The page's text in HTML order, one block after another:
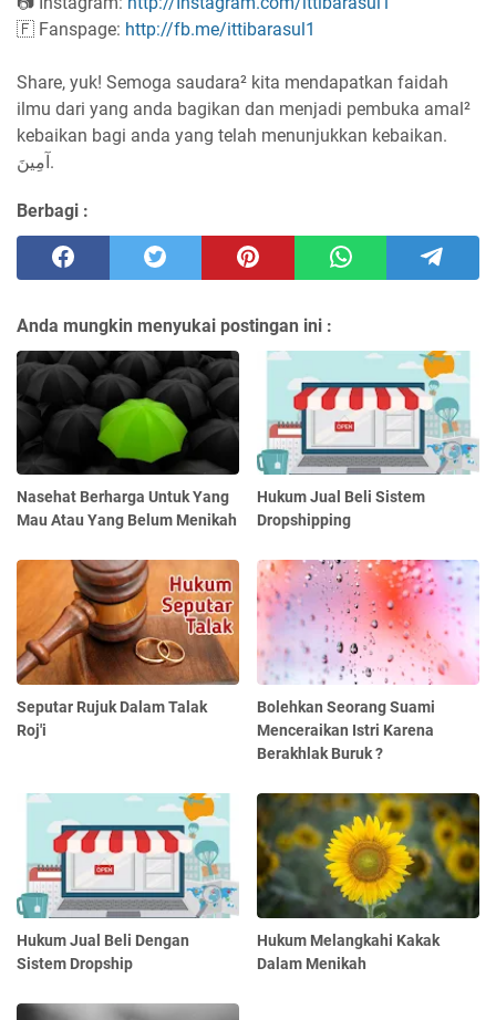
🇫 Fanspage: http://fb.me/ittibarasul1
Share, yuk! Semoga saudara² kita mendapatkan faidah
ilmu dari yang anda bagikan dan menjadi pembuka amal²
kebaikan bagi anda yang telah menunjukkan kebaikan.
آمِينَ.
Berbagi :
Anda mungkin menyukai postingan ini :
Nasehat Berharga Untuk Yang
Mau Atau Yang Belum Menikah
Hukum Jual Beli Sistem
Dropshipping
Seputar Rujuk Dalam Talak
Roj'i
Bolehkan Seorang Suami
Menceraikan Istri Karena
Berakhlak Buruk ?
Hukum Jual Beli Dengan
Sistem Dropship
Hukum Melangkahi Kakak
Dalam Menikah